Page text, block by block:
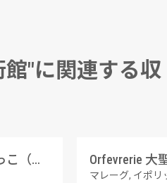
"に関連する収
世界を見つめる 双子ごっこ（ねいろ＆そら）
マレーグ, イポリ